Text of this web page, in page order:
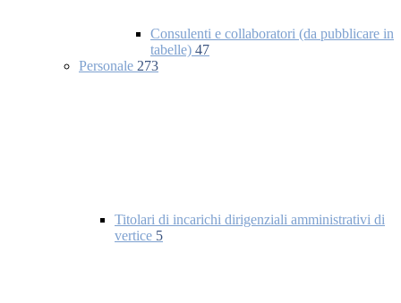
Consulenti e collaboratori (da pubblicare in
tabelle) 47
Personale 273
Titolari di incarichi dirigenziali amministrativi di
vertice 5